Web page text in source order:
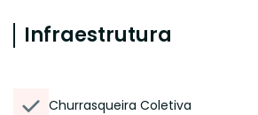
Infraestrutura
Churrasqueira Coletiva